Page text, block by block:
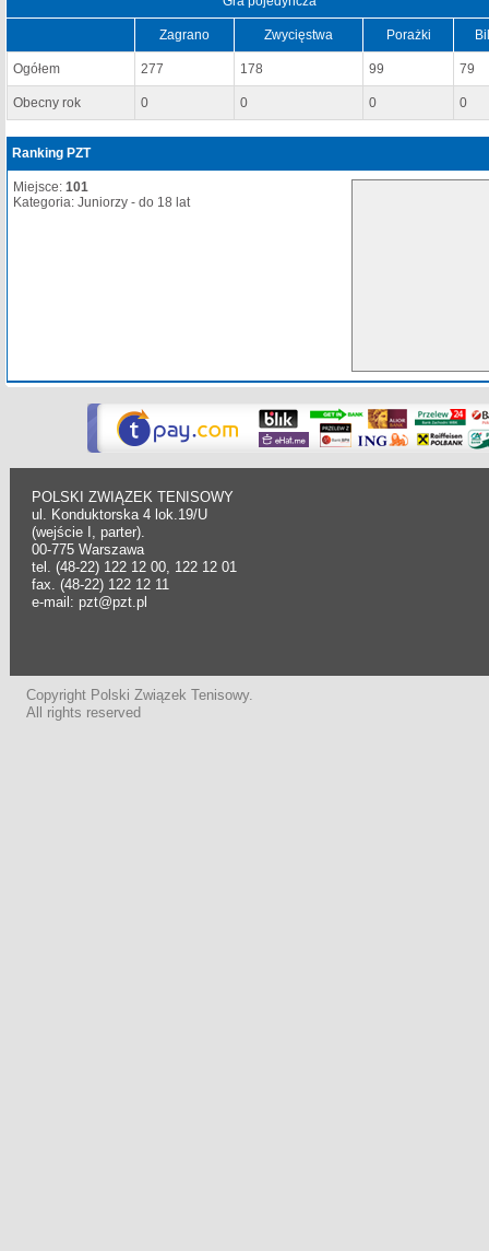
Zagrano Zwycięstwa Porażki
Ogółem 277 178 99 79
Obecny rok 0 0 0 0
Ranking PZT
Miejsce: 101
Kategoria: Juniorzy - do 18 lat
POLSKI ZWIĄZEK TENISOWY
ul. Konduktorska 4 lok.19/U
(wejście I, parter).
00-775 Warszawa
tel. (48-22) 122 12 00, 122 12 01
fax. (48-22) 122 12 11
e-mail: pzt@pzt.pl
Copyright Polski Związek Tenisowy.
All rights reserved